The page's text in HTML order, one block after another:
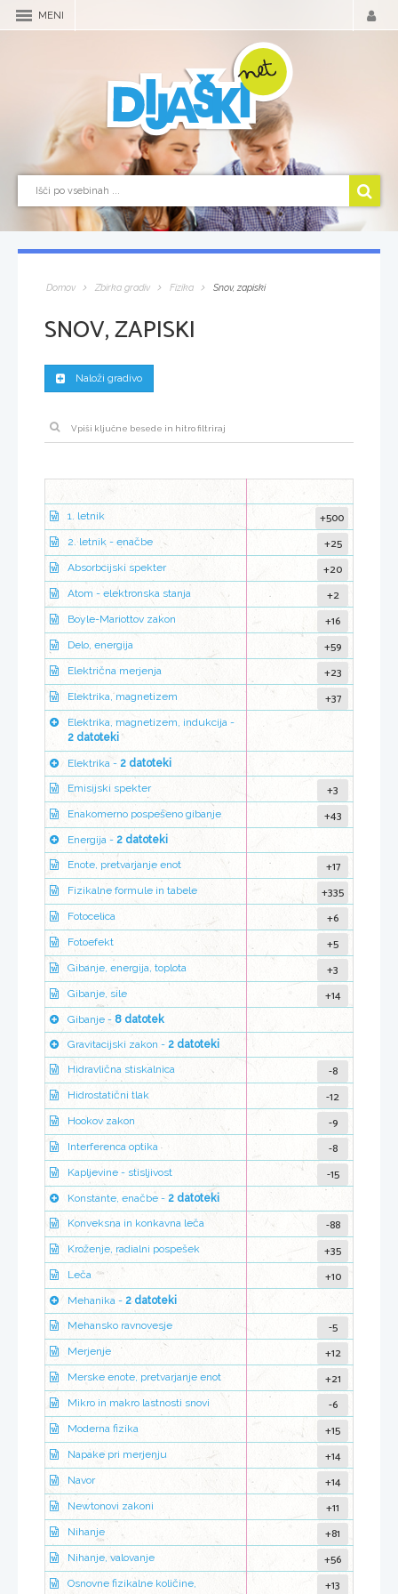
MENI
Domov Zbirka gradiv Fizika Snov, zapiski
SNOV, ZAPISKI
Naloži gradivo
1. letnik +500
2. letnik - enačbe +25
Absorbcijski spekter +20
Atom - elektronska stanja +2
Boyle-Mariottov zakon +16
Delo, energija +59
Električna merjenja +23
Elektrika, magnetizem +37
Elektrika, magnetizem, indukcija -
2 datoteki
Elektrika - 2 datoteki
Emisijski spekter
+3
Enakomerno pospešeno gibanje +43
Energija - 2 datoteki
Enote, pretvarjanje enot
+17
Fizikalne formule in tabele +335
Fotocelica +6
Fotoefekt +5
Gibanje, energija, toplota +3
Gibanje, sile +14
Gibanje - 8 datotek
Gravitacijski zakon - 2 datoteki
Hidravlična stiskalnica
-8
Hidrostatični tlak -12
Hookov zakon -9
Interferenca optika -8
Kapljevine - stisljivost -15
Konstante, enačbe - 2 datoteki
Konveksna in konkavna leča
-88
Kroženje, radialni pospešek +35
Leča +10
Mehanika - 2 datoteki
Mehansko ravnovesje
-5
Merjenje +12
Merske enote, pretvarjanje enot +21
Mikro in makro lastnosti snovi -6
Moderna fizika +15
Napake pri merjenju +14
Navor +14
Newtonovi zakoni +11
Nihanje +81
Nihanje, valovanje +56
Osnovne fizikalne količine,
+13